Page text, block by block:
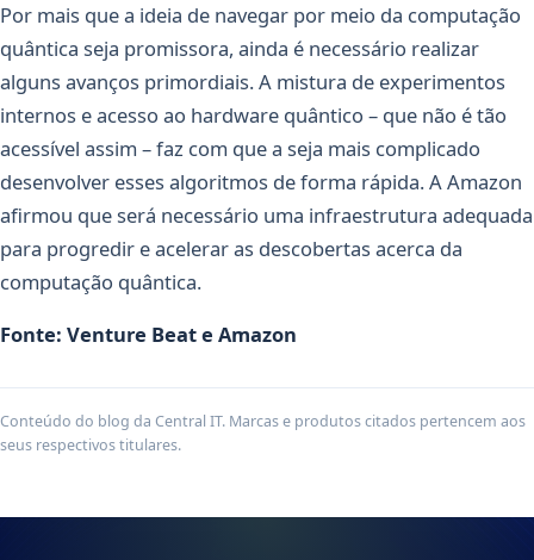
Por mais que a ideia de navegar por meio da computação
quântica seja promissora, ainda é necessário realizar
alguns avanços primordiais. A mistura de experimentos
internos e acesso ao hardware quântico – que não é tão
acessível assim – faz com que a seja mais complicado
desenvolver esses algoritmos de forma rápida. A Amazon
afirmou que será necessário uma infraestrutura adequada
para progredir e acelerar as descobertas acerca da
computação quântica.
Fonte: Venture Beat e Amazon
Conteúdo do blog da Central IT. Marcas e produtos citados pertencem aos
seus respectivos titulares.